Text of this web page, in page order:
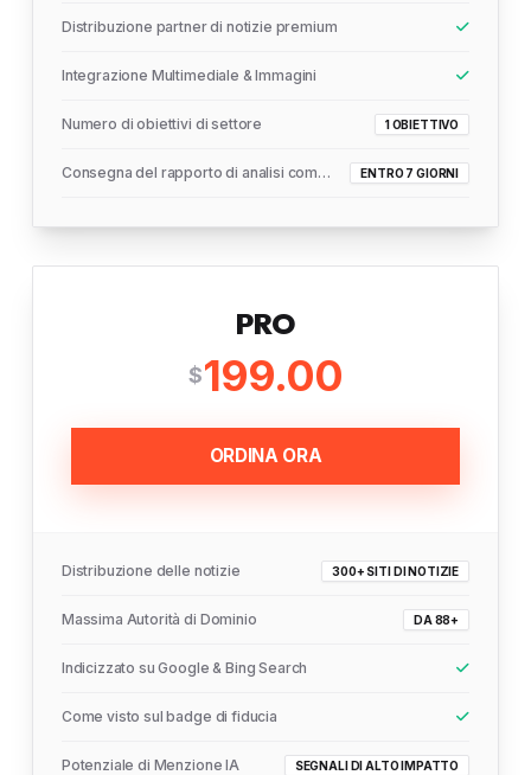
Distribuzione partner di notizie premium
Integrazione Multimediale & Immagini
Numero di obiettivi di settore 1 OBIETTIVO
Consegna del rapporto di analisi completo ENTRO 7 GIORNI
PRO
$199.00
ORDINA ORA
Distribuzione delle notizie 300+ SITI DI NOTIZIE
Massima Autorità di Dominio DA 88+
Indicizzato su Google & Bing Search
Come visto sul badge di fiducia
Potenziale di Menzione IA SEGNALI DI ALTO IMPATTO